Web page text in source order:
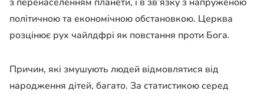
політичною та економічною обстановкою. Церква
розцінює рух чайлдфрі як повстання проти Бога.
Причин, які змушують людей відмовлятися від
народження дітей, багато. За статистикою серед